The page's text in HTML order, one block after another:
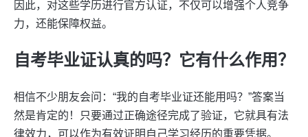
因此，对这些学历进行官方认证，不仅可以增强个人竞争
力，还能保障权益。
自考毕业证认真的吗？它有什么作用？
相信不少朋友会问：“我的自考毕业证还能用吗？”答案当
然是肯定的！只要通过正确途径完成了验证，它就具有法
律效力，可以作为有效证明自己学习经历的重要凭据。